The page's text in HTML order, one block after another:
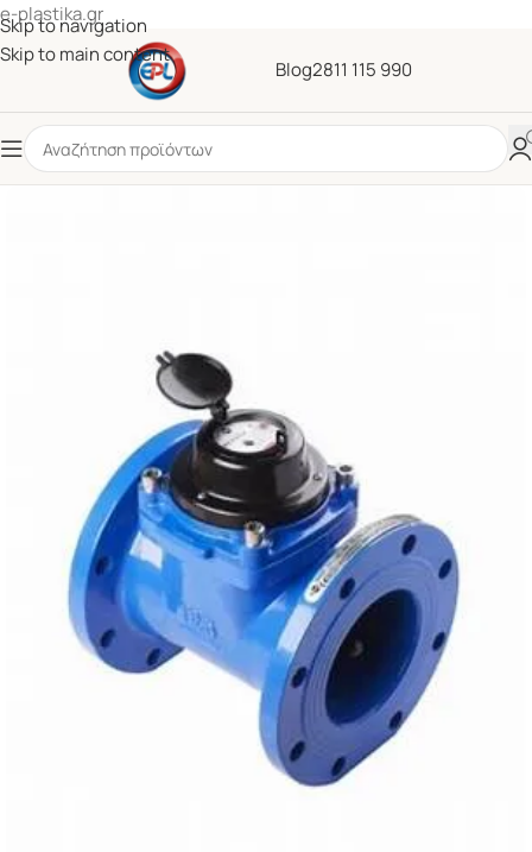
e-plastika.gr
Skip to navigation
Skip to main content
Blog2811 115 990